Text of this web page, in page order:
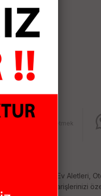
İADE
Aldığınız ürünü iade etmek
Küçük Ev Aletleri,
sağlıyoruz. Siparişlerinizi